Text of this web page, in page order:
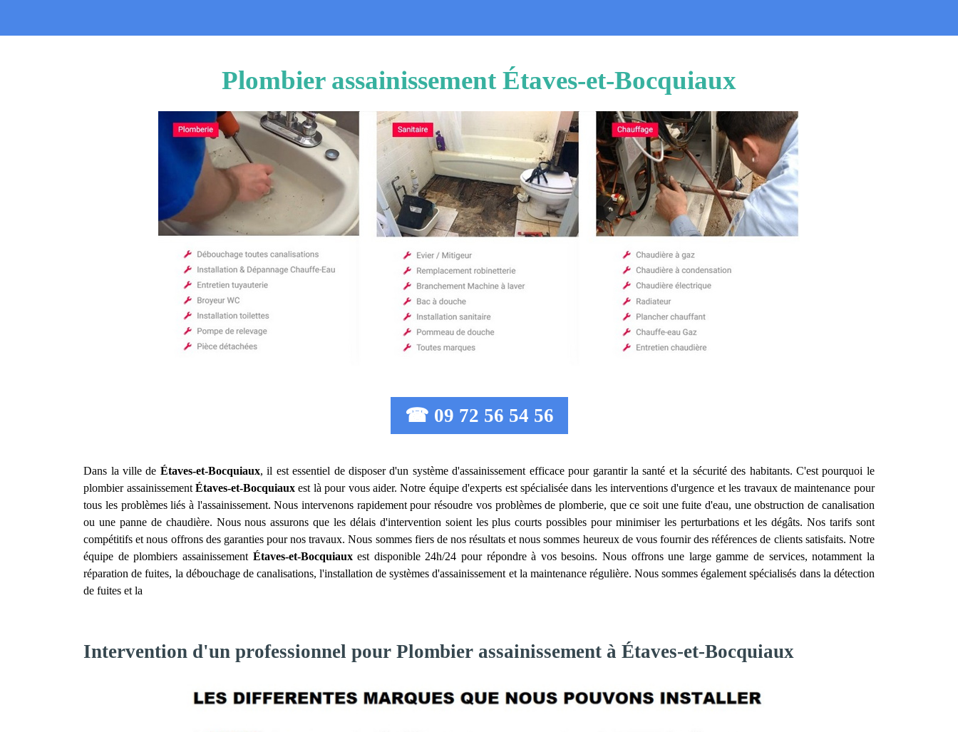
Plombier assainissement Étaves-et-Bocquiaux
☎ 09 72 56 54 56
Dans la ville de Étaves-et-Bocquiaux, il est essentiel de disposer d'un système d'assainissement efficace pour garantir la santé et la sécurité des habitants. C'est pourquoi le
plombier assainissement Étaves-et-Bocquiauxest là pour vous aider. Notre équipe d'experts est spécialisée dans les interventions d'urgence et les travaux de maintenance pour
tous les problèmes liés à l'assainissement. Nous intervenons rapidement pour résoudre vos problèmes de plomberie, que ce soit une fuite d'eau, une obstruction de canalisation
ou une panne de chaudière. Nous nous assurons que les délais d'intervention soient les plus courts possibles pour minimiser les perturbations et les dégâts. Nos tarifs sont
compétitifs et nous offrons des garanties pour nos travaux. Nous sommes fiers de nos résultats et nous sommes heureux de vous fournir des références de clients satisfaits. Notre
équipe de plombiers assainissement Étaves-et-Bocquiauxest disponible 24h/24 pour répondre à vos besoins. Nous offrons une large gamme de services, notamment la
réparation de fuites, la débouchage de canalisations, l'installation de systèmes d'assainissement et la maintenance régulière. Nous sommes également spécialisés dans la détection
de fuites et la
Intervention d'un professionnel pour Plombier assainissement à Étaves-et-Bocquiaux